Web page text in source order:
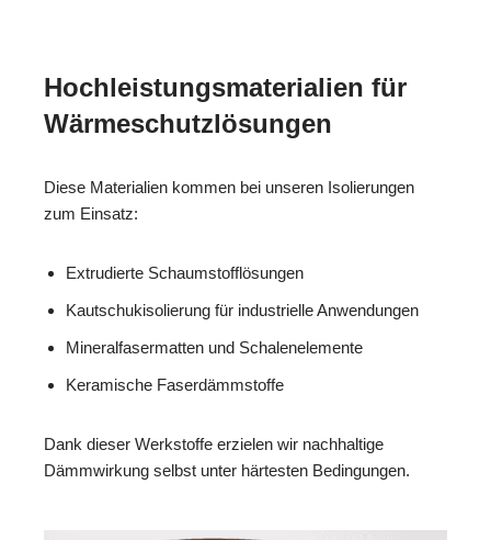
Hochleistungsmaterialien für
Wärmeschutzlösungen
Diese Materialien kommen bei unseren Isolierungen
zum Einsatz:
Extrudierte Schaumstofflösungen
Kautschukisolierung für industrielle Anwendungen
Mineralfasermatten und Schalenelemente
Keramische Faserdämmstoffe
Dank dieser Werkstoffe erzielen wir nachhaltige
Dämmwirkung selbst unter härtesten Bedingungen.